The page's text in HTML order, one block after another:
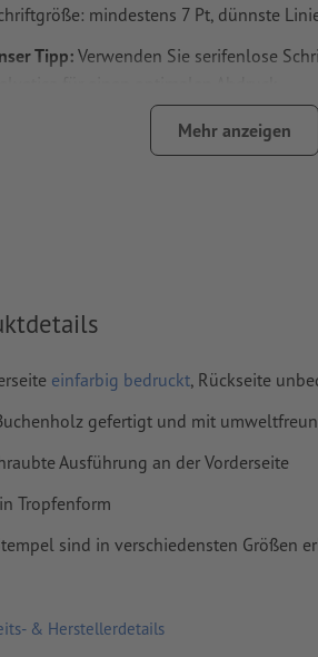
mindestens 7 Pt, dünnste
Tipp:Verwenden Sie serifenlose
Motiv zum Endformat: mindestens
Mehr anzeigen
einfarbig bedruckt, Rückseite
gefertigt und mit
Ausführung an der Vorderseite
Tropfenform
sind in verschiedensten Größen
& Herstellerdetails